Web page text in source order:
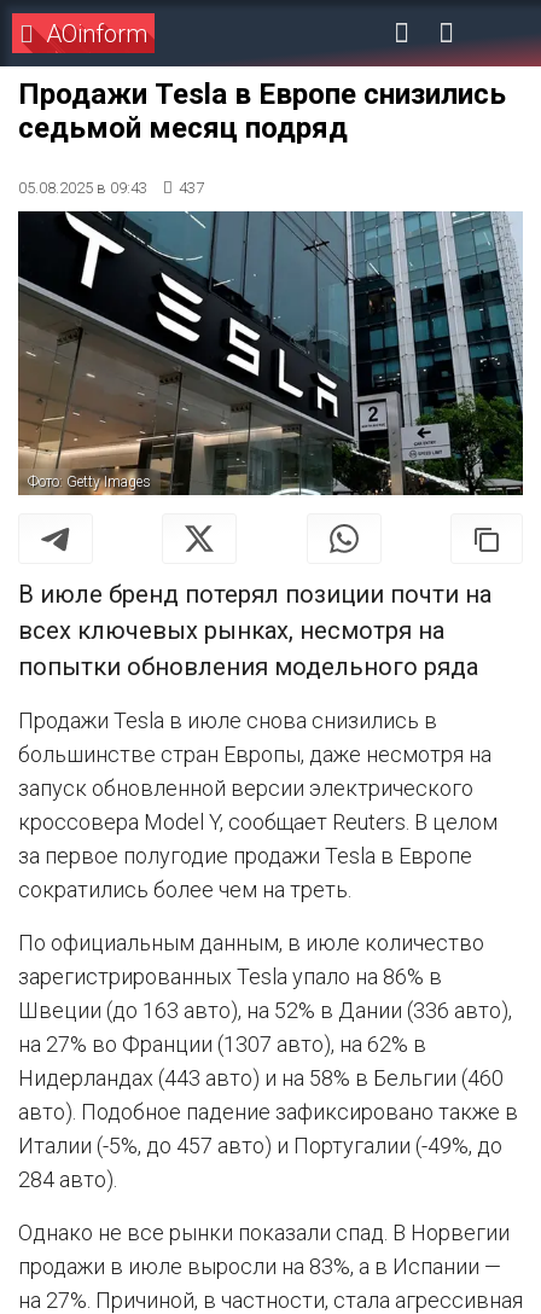
AOinform
Продажи Tesla в Европе снизились
седьмой месяц подряд
05.08.2025 в 09:43 437
Фото: Getty Images
В июле бренд потерял позиции почти на
всех ключевых рынках, несмотря на
попытки обновления модельного ряда
Продажи Tesla в июле снова снизились в
большинстве стран Европы, даже несмотря на
запуск обновленной версии электрического
кроссовера Model Y, сообщает Reuters. В целом
за первое полугодие продажи Tesla в Европе
сократились более чем на треть.
По официальным данным, в июле количество
зарегистрированных Tesla упало на 86% в
Швеции (до 163 авто), на 52% в Дании (336 авто),
на 27% во Франции (1307 авто), на 62% в
Нидерландах (443 авто) и на 58% в Бельгии (460
авто). Подобное падение зафиксировано также в
Италии (-5%, до 457 авто) и Португалии (-49%, до
284 авто).
Однако не все рынки показали спад. В Норвегии
продажи в июле выросли на 83%, а в Испании —
на 27%. Причиной, в частности, стала агрессивная